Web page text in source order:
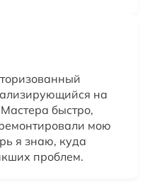
на
быстро,
мою
я знаю, куда
проблем.